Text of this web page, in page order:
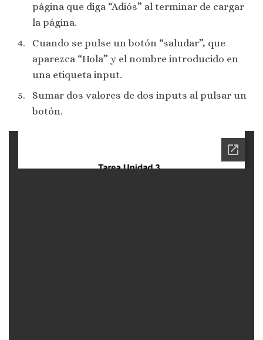
página que diga “Adiós” al terminar de cargar
la página.
Cuando se pulse un botón “saludar”, que
aparezca “Hola” y el nombre introducido en
una etiqueta input.
Sumar dos valores de dos inputs al pulsar un
botón.